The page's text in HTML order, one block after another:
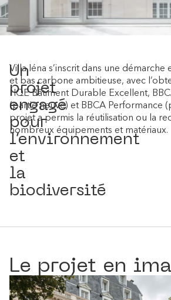
Un
projet
engagé
pour
l’environnement
et
la
biodiversité
Villa Iéna s’inscrit dans une
et bas carbone ambitieuse, avec
HQE Bâtiment Durable Excellent,
(partie neuve) et BBCA Performance
projet a permis la réutilisation ou la
nombreux équipements et matériaux.
Le projet en